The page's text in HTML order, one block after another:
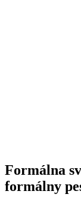
Formálna
formálny